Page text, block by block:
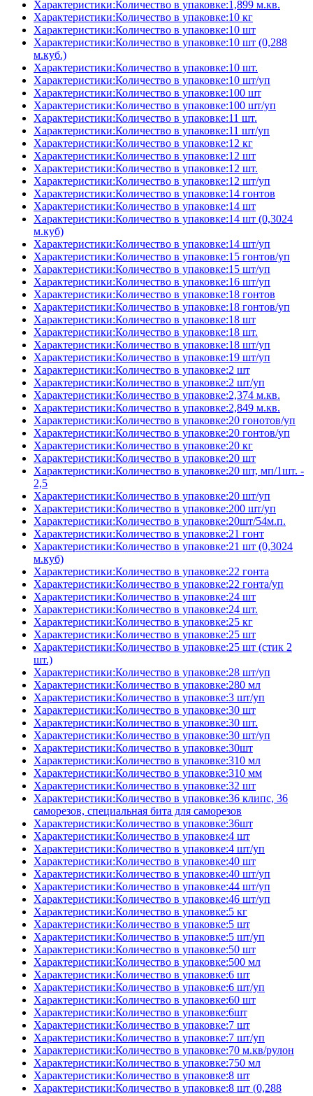
Характеристики:Количество в упаковке:1,899 м.кв.
Характеристики:Количество в упаковке:10 кг
Характеристики:Количество в упаковке:10 шт
Характеристики:Количество в упаковке:10 шт (0,288
м.куб.)
Характеристики:Количество в упаковке:10 шт.
Характеристики:Количество в упаковке:10 шт/уп
Характеристики:Количество в упаковке:100 шт
Характеристики:Количество в упаковке:100 шт/уп
Характеристики:Количество в упаковке:11 шт.
Характеристики:Количество в упаковке:11 шт/уп
Характеристики:Количество в упаковке:12 кг
Характеристики:Количество в упаковке:12 шт
Характеристики:Количество в упаковке:12 шт.
Характеристики:Количество в упаковке:12 шт/уп
Характеристики:Количество в упаковке:14 гонтов
Характеристики:Количество в упаковке:14 шт
Характеристики:Количество в упаковке:14 шт (0,3024
м.куб)
Характеристики:Количество в упаковке:14 шт/уп
Характеристики:Количество в упаковке:15 гонтов/уп
Характеристики:Количество в упаковке:15 шт/уп
Характеристики:Количество в упаковке:16 шт/уп
Характеристики:Количество в упаковке:18 гонтов
Характеристики:Количество в упаковке:18 гонтов/уп
Характеристики:Количество в упаковке:18 шт
Характеристики:Количество в упаковке:18 шт.
Характеристики:Количество в упаковке:18 шт/уп
Характеристики:Количество в упаковке:19 шт/уп
Характеристики:Количество в упаковке:2 шт
Характеристики:Количество в упаковке:2 шт/уп
Характеристики:Количество в упаковке:2,374 м.кв.
Характеристики:Количество в упаковке:2,849 м.кв.
Характеристики:Количество в упаковке:20 гонотов/уп
Характеристики:Количество в упаковке:20 гонтов/уп
Характеристики:Количество в упаковке:20 кг
Характеристики:Количество в упаковке:20 шт
Характеристики:Количество в упаковке:20 шт, мп/1шт. -
2,5
Характеристики:Количество в упаковке:20 шт/уп
Характеристики:Количество в упаковке:200 шт/уп
Характеристики:Количество в упаковке:20шт/54м.п.
Характеристики:Количество в упаковке:21 гонт
Характеристики:Количество в упаковке:21 шт (0,3024
м.куб)
Характеристики:Количество в упаковке:22 гонта
Характеристики:Количество в упаковке:22 гонта/уп
Характеристики:Количество в упаковке:24 шт
Характеристики:Количество в упаковке:24 шт.
Характеристики:Количество в упаковке:25 кг
Характеристики:Количество в упаковке:25 шт
Характеристики:Количество в упаковке:25 шт (стик 2
шт.)
Характеристики:Количество в упаковке:28 шт/уп
Характеристики:Количество в упаковке:280 мл
Характеристики:Количество в упаковке:3 шт/уп
Характеристики:Количество в упаковке:30 шт
Характеристики:Количество в упаковке:30 шт.
Характеристики:Количество в упаковке:30 шт/уп
Характеристики:Количество в упаковке:30шт
Характеристики:Количество в упаковке:310 мл
Характеристики:Количество в упаковке:310 мм
Характеристики:Количество в упаковке:32 шт
Характеристики:Количество в упаковке:36 клипс, 36
саморезов, специальная бита для саморезов
Характеристики:Количество в упаковке:36шт
Характеристики:Количество в упаковке:4 шт
Характеристики:Количество в упаковке:4 шт/уп
Характеристики:Количество в упаковке:40 шт
Характеристики:Количество в упаковке:40 шт/уп
Характеристики:Количество в упаковке:44 шт/уп
Характеристики:Количество в упаковке:46 шт/уп
Характеристики:Количество в упаковке:5 кг
Характеристики:Количество в упаковке:5 шт
Характеристики:Количество в упаковке:5 шт/уп
Характеристики:Количество в упаковке:50 шт
Характеристики:Количество в упаковке:500 мл
Характеристики:Количество в упаковке:6 шт
Характеристики:Количество в упаковке:6 шт/уп
Характеристики:Количество в упаковке:60 шт
Характеристики:Количество в упаковке:6шт
Характеристики:Количество в упаковке:7 шт
Характеристики:Количество в упаковке:7 шт/уп
Характеристики:Количество в упаковке:70 м.кв/рулон
Характеристики:Количество в упаковке:750 мл
Характеристики:Количество в упаковке:8 шт
Характеристики:Количество в упаковке:8 шт (0,288